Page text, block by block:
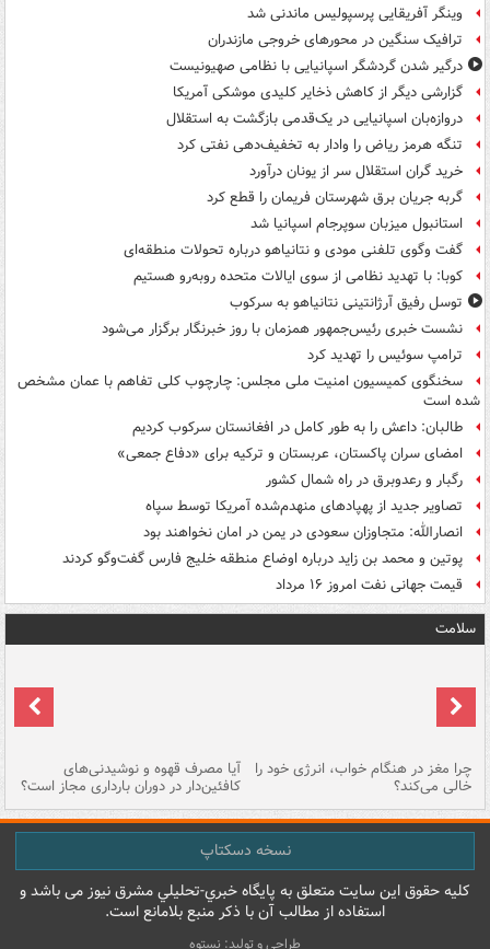
وینگر آفریقایی پرسپولیس ماندنی شد
ترافیک سنگین در محورهای خروجی مازندران
درگیر شدن گردشگر اسپانیایی با نظامی صهیونیست
گزارشی دیگر از کاهش ذخایر کلیدی موشکی آمریکا
دروازه‌بان اسپانیایی در یک‌قدمی بازگشت به استقلال
تنگه هرمز ریاض را وادار به تخفیف‌دهی نفتی کرد
خرید گران استقلال سر از یونان درآورد
گربه جریان برق شهرستان فریمان را قطع کرد
استانبول میزبان سوپرجام اسپانیا شد
گفت وگوی تلفنی مودی و نتانیاهو درباره تحولات منطقه‌ای
کوبا: با تهدید نظامی از سوی ایالات متحده روبه‌رو هستیم
توسل رفیق آرژانتینی نتانیاهو به سرکوب
نشست خبری رئیس‌جمهور همزمان با روز خبرنگار برگزار می‌شود
ترامپ سوئیس را تهدید کرد
سخنگوی کمیسیون امنیت ملی مجلس: چارچوب کلی تفاهم با عمان مشخص
شده است
طالبان: داعش را به طور کامل در افغانستان سرکوب کردیم
امضای سران پاکستان، عربستان و ترکیه برای «دفاع جمعی»
رگبار و رعدوبرق در راه شمال کشور
تصاویر جدید از پهپادهای منهدم‌شده آمریکا توسط سپاه
انصارالله: متجاوزان سعودی در یمن در امان نخواهند بود
پوتین و محمد بن زاید درباره اوضاع منطقه خلیج فارس گفت‌وگو کردند
قیمت جهانی نفت امروز ۱۶ مرداد
سلامت
چرا مغز در هنگام خواب، انرژی خود را
خالی می‌کند؟
آیا مصرف قهوه و نوشیدنی‌های
کافئین‌دار در دوران بارداری مجاز است؟
نسخه دسکتاپ
کليه حقوق اين سايت متعلق به پایگاه خبري-تحليلي مشرق نيوز می باشد و
استفاده از مطالب آن با ذکر منبع بلامانع است.
طراحی و تولید: نستوه